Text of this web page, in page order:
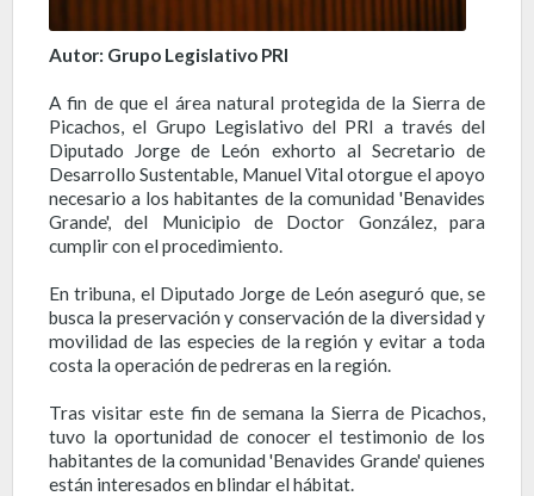
Autor: Grupo Legislativo PRI
A fin de que el área natural protegida de la Sierra de
Picachos, el Grupo Legislativo del PRI a través del
Diputado Jorge de León exhorto al Secretario de
Desarrollo Sustentable, Manuel Vital otorgue el apoyo
necesario a los habitantes de la comunidad 'Benavides
Grande', del Municipio de Doctor González, para
cumplir con el procedimiento.
En tribuna, el Diputado Jorge de León aseguró que, se
busca la preservación y conservación de la diversidad y
movilidad de las especies de la región y evitar a toda
costa la operación de pedreras en la región.
Tras visitar este fin de semana la Sierra de Picachos,
tuvo la oportunidad de conocer el testimonio de los
habitantes de la comunidad 'Benavides Grande' quienes
están interesados en blindar el hábitat.